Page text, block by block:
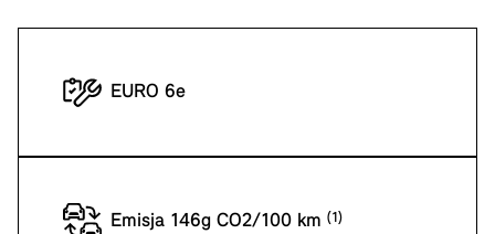
EURO 6e
Emisja 146g CO2/100 km